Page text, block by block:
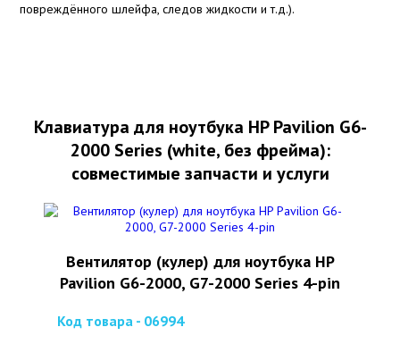
повреждённого шлейфа, следов жидкости и т.д.).
Клавиатура для ноутбука HP Pavilion G6-
2000 Series (white, без фрейма):
совместимые запчасти и услуги
Вентилятор (кулер) для ноутбука HP
Pavilion G6-2000, G7-2000 Series 4-pin
Код товара - 06994